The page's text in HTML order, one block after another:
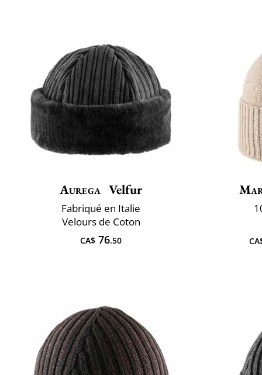
Aurega Velfur
Fabriqué en Italie
Velours de Coton
CA$ 76.50